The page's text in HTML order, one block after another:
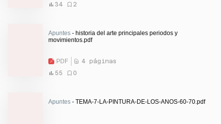
34
2
Apuntes - historia del arte principales periodos y
movimientos.pdf
PDF
4 páginas
55
0
Apuntes - TEMA-7-LA-PINTURA-DE-LOS-ANOS-60-70.pdf